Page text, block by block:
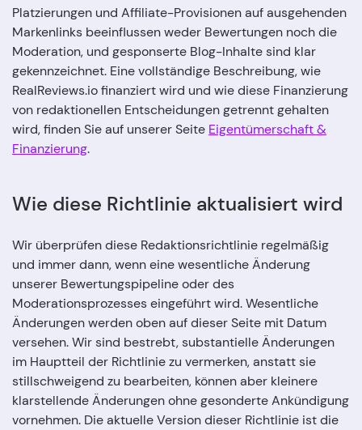
Platzierungen und Affiliate-Provisionen auf ausgehenden
Markenlinks beeinflussen weder Bewertungen noch die
Moderation, und gesponserte Blog-Inhalte sind klar
gekennzeichnet. Eine vollständige Beschreibung, wie
RealReviews.io finanziert wird und wie diese Finanzierung
von redaktionellen Entscheidungen getrennt gehalten
wird, finden Sie auf unserer Seite Eigentümerschaft &
Finanzierung.
Wie diese Richtlinie aktualisiert wird
Wir überprüfen diese Redaktionsrichtlinie regelmäßig
und immer dann, wenn eine wesentliche Änderung
unserer Bewertungspipeline oder des
Moderationsprozesses eingeführt wird. Wesentliche
Änderungen werden oben auf dieser Seite mit Datum
versehen. Wir sind bestrebt, substantielle Änderungen
im Hauptteil der Richtlinie zu vermerken, anstatt sie
stillschweigend zu bearbeiten, können aber kleinere
klarstellende Änderungen ohne gesonderte Ankündigung
vornehmen. Die aktuelle Version dieser Richtlinie ist die